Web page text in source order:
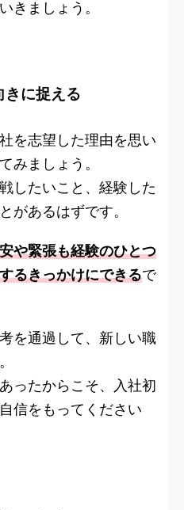
きましょう。
きに捉える
を志望した理由を思い
みましょう。
したいこと、経験した
があるはずです。
や緊張も経験のひとつ
るきっかけにできるで
を通過して、新しい職
ったからこそ、入社初
信をもってください